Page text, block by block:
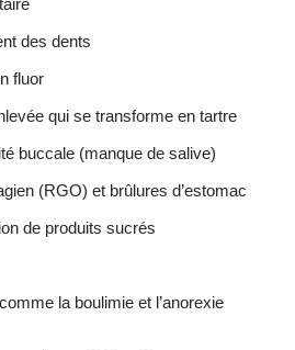
des dents
fluor
qui se transforme en tartre
buccale (manque de salive)
(RGO) et brûlures d’estomac
de produits sucrés
la boulimie et l’anorexie